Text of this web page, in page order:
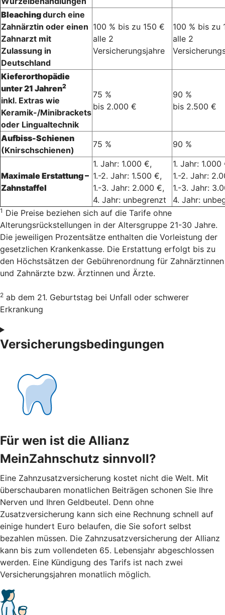
Bleachingdurch eine
Zahnärztin oder einen
Zahnarzt mit
Zulassung in
Deutschland
100 % bis zu 150 €
alle 2
Versicherungsjahre
100 % bis zu
alle 2
Kieferorthopädie
unter 21 Jahren2
inkl. Extras wie
Keramik-/Minibrackets
oder Lingualtechnik
75 %
bis 2.000 €
90 %
bis 2.500 €
Aufbiss-Schienen
(Knirschschienen)
75 % 90 %
Maximale Erstattung –
Zahnstaffel
1. Jahr: 1.000 €,
1.-2. Jahr: 1.500 €,
1.-3. Jahr: 2.000 €,
4. Jahr: unbegrenzt
1. Jahr: 1.000
1.-2. Jahr:
1.-3. Jahr:
4. Jahr:
1 Die Preise beziehen sich auf die Tarife ohne
Alterungsrückstellungen in der Altersgruppe 21-30 Jahre.
Die jeweiligen Prozentsätze enthalten die Vorleistung der
gesetzlichen Krankenkasse. Die Erstattung erfolgt bis zu
den Höchstsätzen der Gebührenordnung für Zahnärztinnen
und Zahnärzte bzw. Ärztinnen und Ärzte.
2 ab dem 21. Geburtstag bei Unfall oder schwerer
Erkrankung
Versicherungsbedingungen
Für wen ist die Allianz
MeinZahnschutz sinnvoll?
Eine Zahnzusatzversicherung kostet nicht die Welt. Mit
überschaubaren monatlichen Beiträgen schonen Sie Ihre
Nerven und Ihren Geldbeutel. Denn ohne
Zusatzversicherung kann sich eine Rechnung schnell auf
einige hundert Euro belaufen, die Sie sofort selbst
bezahlen müssen. Die Zahnzusatzversicherung der Allianz
kann bis zum vollendeten 65. Lebensjahr abgeschlossen
werden. Eine Kündigung des Tarifs ist nach zwei
Versicherungsjahren monatlich möglich.